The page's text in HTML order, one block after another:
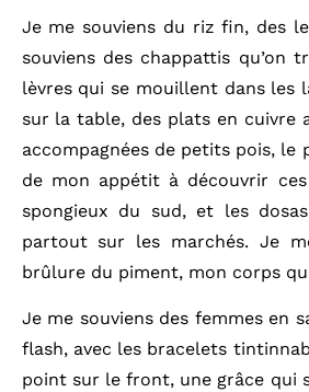
Je me souviens du riz fin, des
souviens des chappattis qu’on
lèvres qui se mouillent dans les
sur la table, des plats en cuivre
accompagnées de petits pois, le
de mon appétit à découvrir
spongieux du sud, et les
partout sur les marchés. Je
brûlure du piment, mon corps
Je me souviens des femmes en
flash, avec les bracelets
point sur le front, une grâce qui